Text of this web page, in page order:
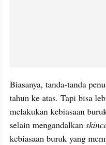
Biasanya, tanda-tanda
tahun ke atas. Tapi bisa
melakukan kebiasaan
selain mengandalkan
kebiasaan buruk yang